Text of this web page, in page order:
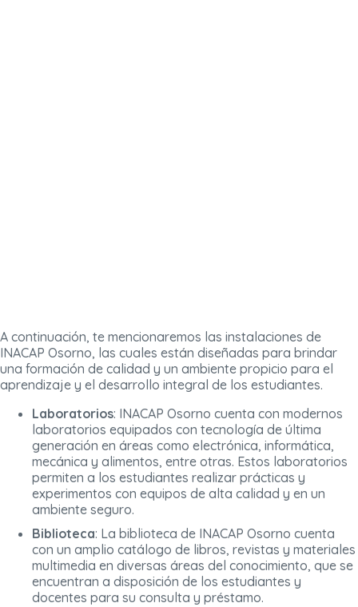
A continuación, te mencionaremos las instalaciones de
INACAP Osorno, las cuales están diseñadas para brindar
una formación de calidad y un ambiente propicio para el
aprendizaje y el desarrollo integral de los estudiantes.
Laboratorios: INACAP Osorno cuenta con modernos
laboratorios equipados con tecnología de última
generación en áreas como electrónica, informática,
mecánica y alimentos, entre otras. Estos laboratorios
permiten a los estudiantes realizar prácticas y
experimentos con equipos de alta calidad y en un
ambiente seguro.
Biblioteca: La biblioteca de INACAP Osorno cuenta
con un amplio catálogo de libros, revistas y materiales
multimedia en diversas áreas del conocimiento, que se
encuentran a disposición de los estudiantes y
docentes para su consulta y préstamo.